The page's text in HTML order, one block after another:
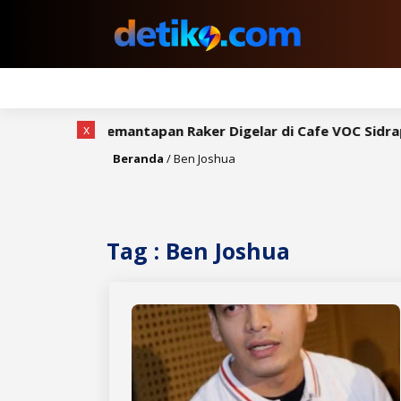
Rapat Pemantapan Raker Digelar di Cafe VOC Sidrap
Beranda /Ben Joshua
Tag : Ben Joshua
x